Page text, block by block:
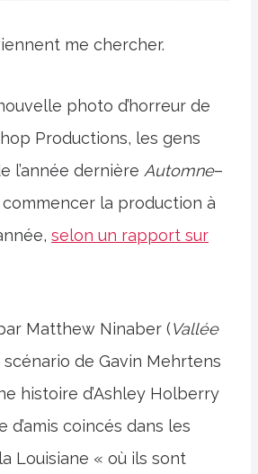
me chercher.
photo d’horreur de
Productions, les gens
l’année dernière Automne–
la production à
selon un rapport sur
Matthew Ninaber (Vallée
scénario de Gavin Mehrtens
histoire d’Ashley Holberry
d’amis coincés dans les
Louisiane « où ils sont